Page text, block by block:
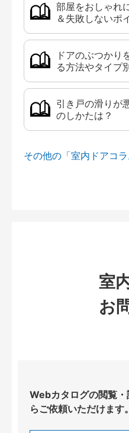
部屋をおしゃれ
＆失敗しないポ
ドアのぶつか
る方法やタイプ
引き戸の滑りが
のしかたは？
その他の「室内ドアコ
室
お
Webカタログの閲覧
らご依頼いただけます。